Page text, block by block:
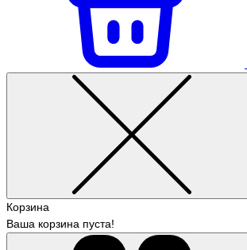
Корзина
Ваша корзина пуста!